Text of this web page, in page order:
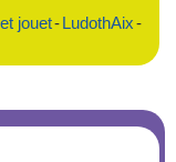
jouet- LudothAix-